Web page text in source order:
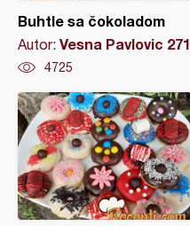
Buhtle sa čokoladom
Autor: Vesna Pavlovic 271
4725